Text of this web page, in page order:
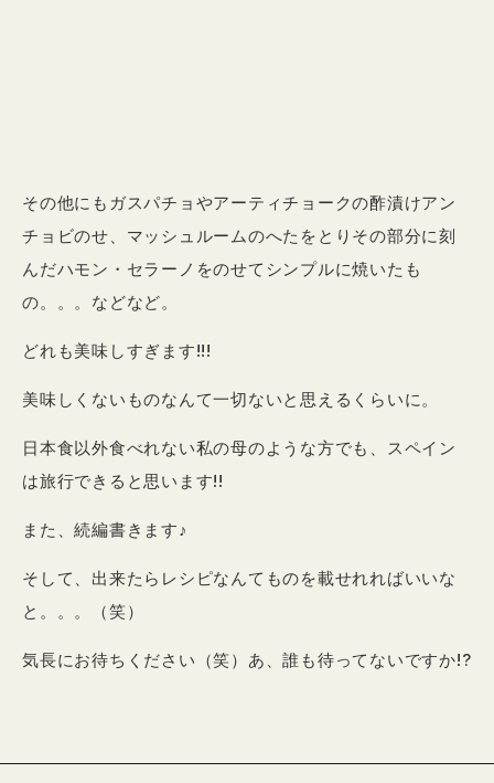
その他にもガスパチョやアーティチョークの酢漬けアン
チョビのせ、マッシュルームのへたをとりその部分に刻
んだハモン・セラーノをのせてシンプルに焼いたも
の。。。などなど。
どれも美味しすぎます!!!
美味しくないものなんて一切ないと思えるくらいに。
日本食以外食べれない私の母のような方でも、スペイン
は旅行できると思います!!
また、続編書きます♪
そして、出来たらレシピなんてものを載せれればいいな
と。。。（笑）
気長にお待ちください（笑）あ、誰も待ってないですか!?